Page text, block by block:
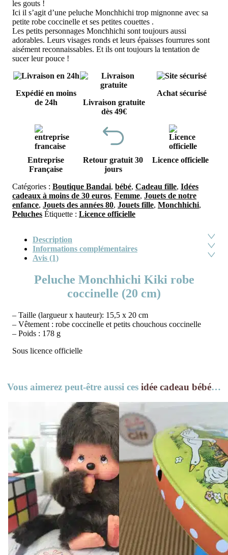
les gouts !
Ici il s’agit d’une peluche Monchhichi trop mignonne avec sa
petite robe coccinelle et ses petites couettes .
Les petits personnages Monchhichi sont toujours aussi
adorables. Leurs visages ronds et leurs épaisses fourrures sont
aisément reconnaissables. Et ils ont toujours la tentation de
sucer leur pouce !
Expédié en moins
de 24h
Livraison gratuite
dès 49€
Achat sécurisé
Entreprise
Française
Retour gratuit 30
jours
Licence officielle
Catégories : Boutique Bandai, bébé, Cadeau fille, Idées
cadeaux à moins de 30 euros, Femme, Jouets de notre
enfance, Jouets des années 80, Jouets fille, Monchhichi,
Peluches Étiquette : Licence officielle
Description
Informations complémentaires
Avis (1)
Peluche Monchhichi Kiki robe
coccinelle (20 cm)
– Taille (largueur x hauteur): 15,5 x 20 cm
– Vêtement : robe coccinelle et petits chouchous coccinelle
– Poids : 178 g
Sous licence officielle
Vous aimerez peut-être aussi ces idée cadeau bébé…